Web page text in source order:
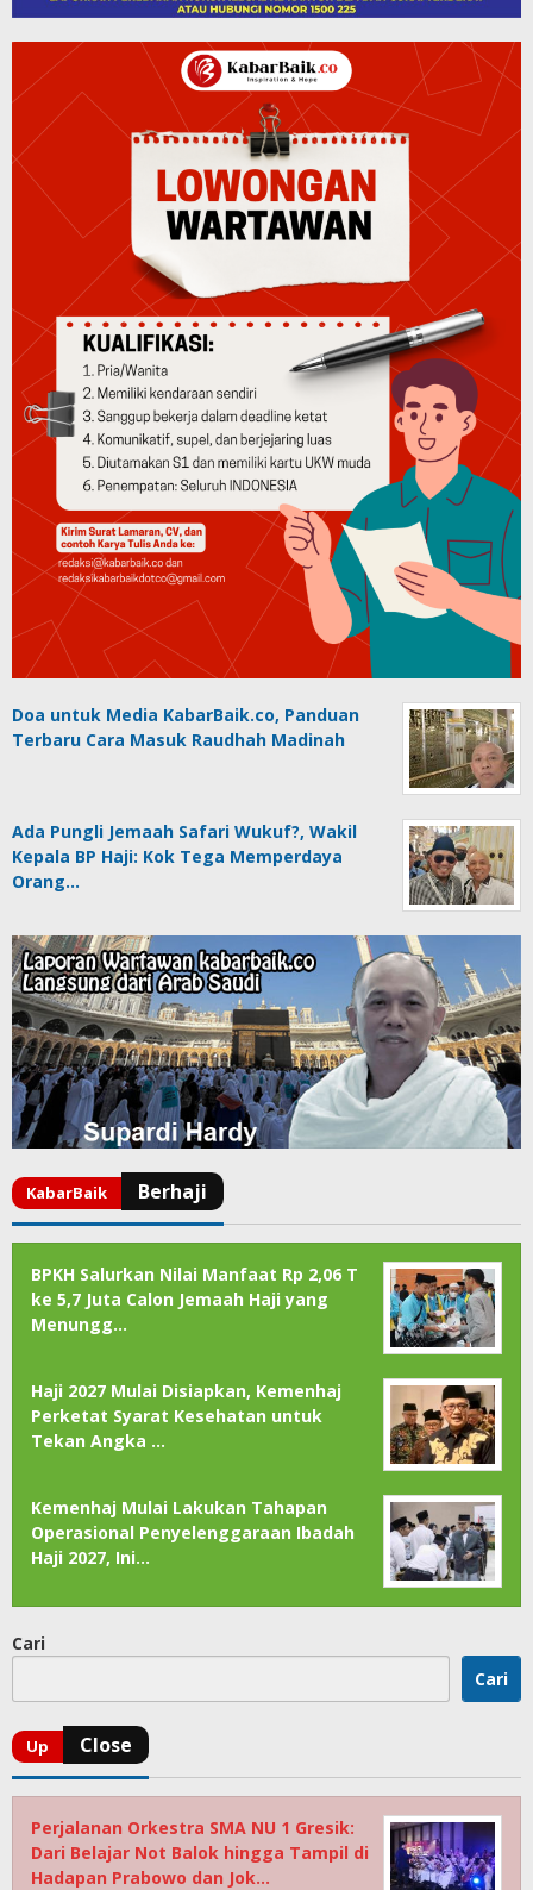
Doa untuk Media KabarBaik.co, Panduan
Terbaru Cara Masuk Raudhah Madinah
Ada Pungli Jemaah Safari Wukuf?, Wakil
Kepala BP Haji: Kok Tega Memperdaya
Orang…
BPKH Salurkan Nilai Manfaat Rp 2,06 T
ke 5,7 Juta Calon Jemaah Haji yang
Menungg…
Haji 2027 Mulai Disiapkan, Kemenhaj
Perketat Syarat Kesehatan untuk
Tekan Angka …
Kemenhaj Mulai Lakukan Tahapan
Operasional Penyelenggaraan Ibadah
Haji 2027, Ini…
Cari
Cari
Perjalanan Orkestra SMA NU 1 Gresik:
Dari Belajar Not Balok hingga Tampil di
Hadapan Prabowo dan Jok…